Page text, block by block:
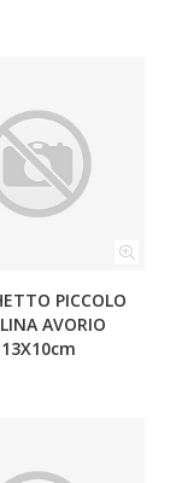
PICCOLO
AVORIO
13X10cm